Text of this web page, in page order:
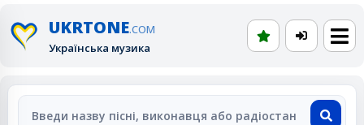
UKRTONE.COM
Українська музика